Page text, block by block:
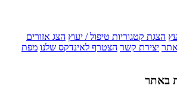
הצגת קטגוריות טיפול / יעוץ הצג אזורים
יצירת קשר הצטרף לאינדקס שלנו מפת
באתר